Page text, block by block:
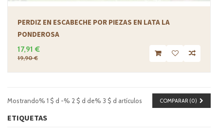
PERDIZ EN ESCABECHE POR PIEZAS EN LATA LA
PONDEROSA
17,91 €
19,90 €
COMPARAR (0)
Mostrando% 1 $ d -% 2 $ d de% 3 $ d artículos
ETIQUETAS